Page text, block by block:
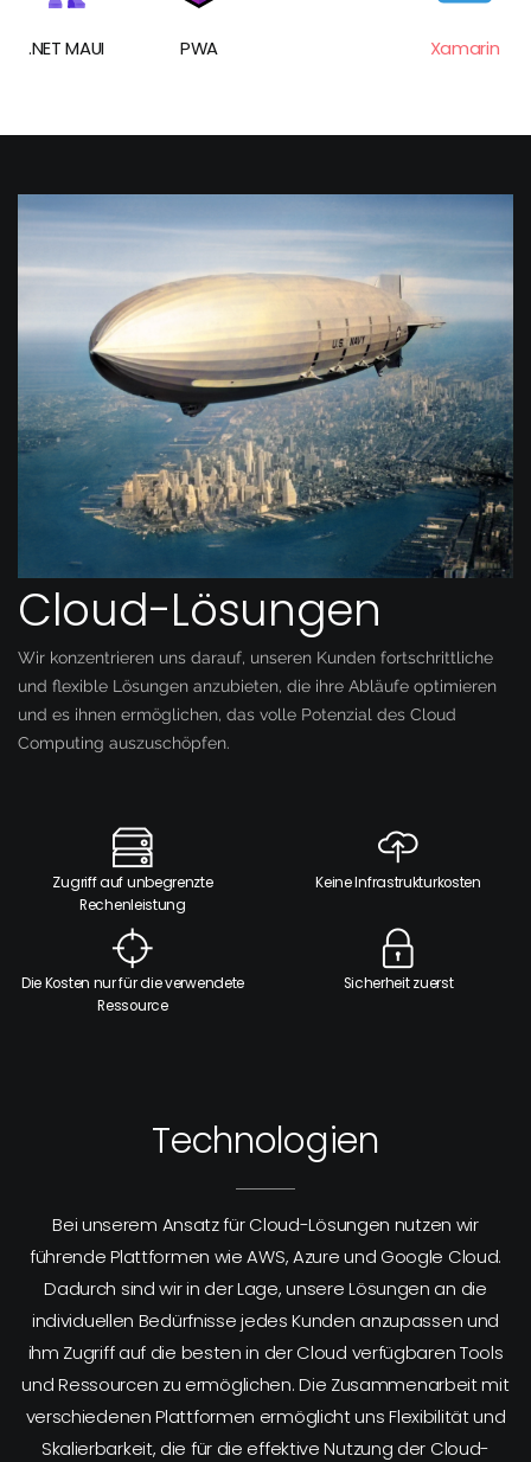
.NET MAUI PWA Xamarin
Cloud-Lösungen
Wir konzentrieren uns darauf, unseren Kunden fortschrittliche
und flexible Lösungen anzubieten, die ihre Abläufe optimieren
und es ihnen ermöglichen, das volle Potenzial des Cloud
Computing auszuschöpfen.
Zugriff auf unbegrenzte
Rechenleistung
Keine Infrastrukturkosten
Die Kosten nur für die verwendete
Ressource
Sicherheit zuerst
Technologien
Bei unserem Ansatz für Cloud-Lösungen nutzen wir
führende Plattformen wie AWS, Azure und Google Cloud.
Dadurch sind wir in der Lage, unsere Lösungen an die
individuellen Bedürfnisse jedes Kunden anzupassen und
ihm Zugriff auf die besten in der Cloud verfügbaren Tools
und Ressourcen zu ermöglichen. Die Zusammenarbeit mit
verschiedenen Plattformen ermöglicht uns Flexibilität und
Skalierbarkeit, die für die effektive Nutzung der Cloud-